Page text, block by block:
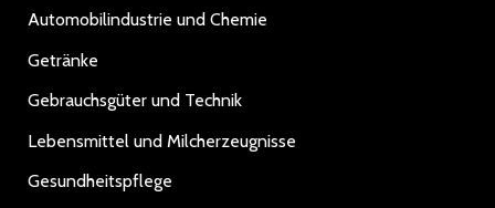
Automobilindustrie und Chemie
Getränke
Gebrauchsgüter und Technik
Lebensmittel und Milcherzeugnisse
Gesundheitspflege